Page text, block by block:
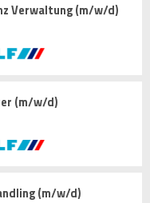
Verwaltung (m/w/d)
(m/w/d)
(m/w/d)